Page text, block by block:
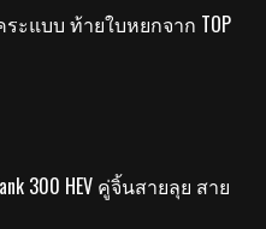
คระแบบ ท้ายใบหยกจาก TOP
300 HEV คู่จิ้นสายลุย สาย